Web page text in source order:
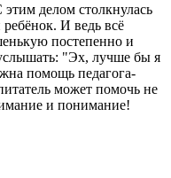
этим делом столкнулась
ребёнок. И ведь всё
постепенно и
"Эх, лучше бы я
помощь педагога-
может помочь не
и понимание!